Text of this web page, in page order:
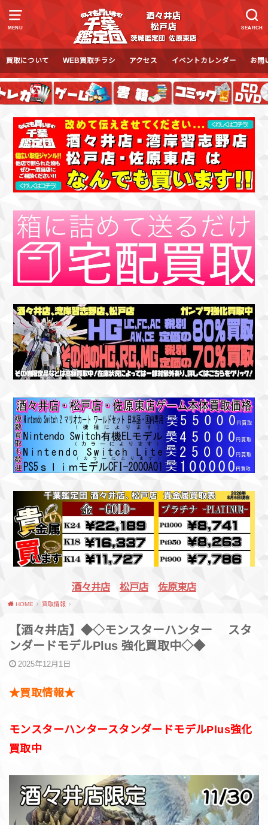
MENU SEARCH
買取について WEB買取チラシ アクセス イベントカレンダー お問
酒々井店 松戸店 佐原東店
HOME 買取情報
【酒々井店】◆◇モンスターハンター スタ
ンダードモデルPlus 強化買取中◇◆
2025年12月1日
★買取情報★
モンスターハンタースタンダードモデルPlus強化
買取中